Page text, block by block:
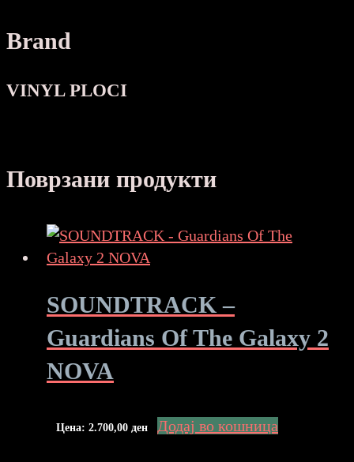
Brand
VINYL PLOCI
Поврзани продукти
SOUNDTRACK –
Guardians Of The Galaxy 2
NOVA
Цена: 2.700,00 ден Додај во кошница